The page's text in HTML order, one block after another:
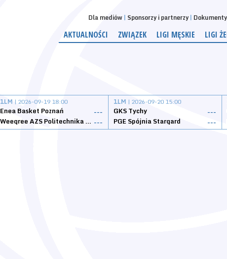
Dla mediów Sponsorzy i partnerzy Dokumenty
AKTUALNOŚCI ZWIĄZEK LIGI MĘSKIE LIGI
1LM | 2026-09-19 18:00
Enea Basket Poznań
---
Weegree AZS Politechnika Opolska ---
1LM | 2026-09-20 15:00
GKS Tychy
---
PGE Spójnia Stargard
---